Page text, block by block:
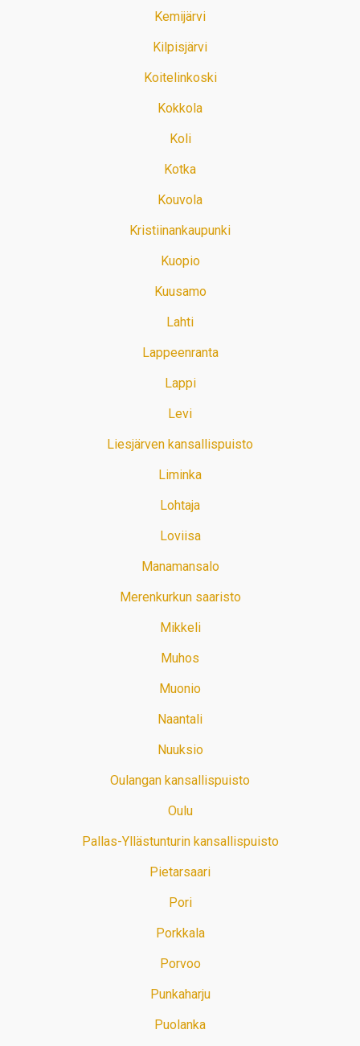
Kemijärvi
Kilpisjärvi
Koitelinkoski
Kokkola
Koli
Kotka
Kouvola
Kristiinankaupunki
Kuopio
Kuusamo
Lahti
Lappeenranta
Lappi
Levi
Liesjärven kansallispuisto
Liminka
Lohtaja
Loviisa
Manamansalo
Merenkurkun saaristo
Mikkeli
Muhos
Muonio
Naantali
Nuuksio
Oulangan kansallispuisto
Oulu
Pallas-Yllästunturin kansallispuisto
Pietarsaari
Pori
Porkkala
Porvoo
Punkaharju
Puolanka